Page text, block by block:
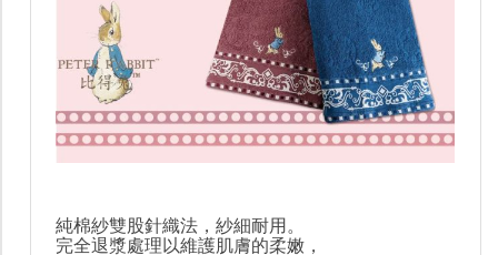
純棉紗雙股針織法，紗細耐用。
完全退漿處理以維護肌膚的柔嫩，